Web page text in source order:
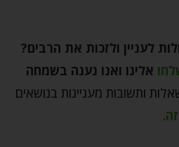
לעניין ולזכות את הרבים?
אלינו ואנו נענה בשמחה
ותשובות מעניינות בנושאים
.